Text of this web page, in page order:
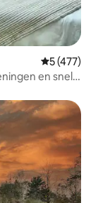
5 (477)
en snelle